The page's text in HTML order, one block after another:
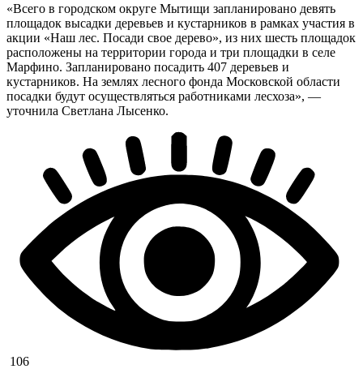
«Всего в городском округе Мытищи запланировано девять
площадок высадки деревьев и кустарников в рамках участия в
акции «Наш лес. Посади свое дерево», из них шесть площадок
расположены на территории города и три площадки в селе
Марфино. Запланировано посадить 407 деревьев и
кустарников. На землях лесного фонда Московской области
посадки будут осуществляться работниками лесхоза», —
уточнила Светлана Лысенко.
106